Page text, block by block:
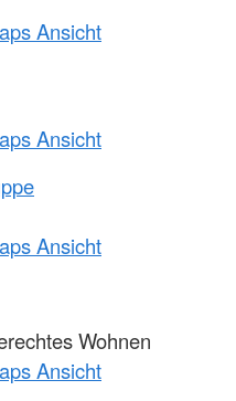
Ansicht
Ansicht
Ansicht
Wohnen
Ansicht